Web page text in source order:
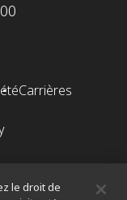
Carrières
d’objectifs
le droit de